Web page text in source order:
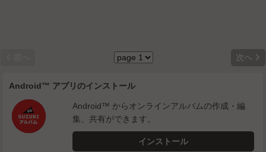
次へ 
Android™ アプリのインストール
Android™ からオンラインアルバムの作成・編
集、共有ができます。
インストール